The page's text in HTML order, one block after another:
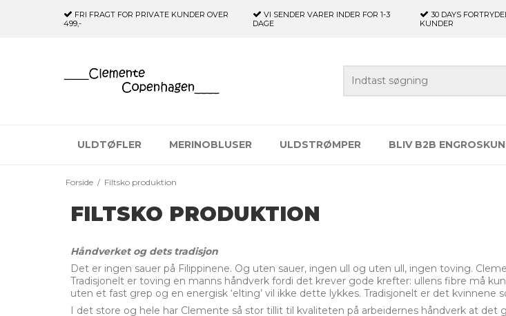
FRI FRAGT FOR PRIVATE KUNDER OVER
499,-
VI SENDER VARER INDER FOR 1-3
DAGE
30 DAYS
KUNDER
ULDTØFLER MERINOBLUSER ULDSTRØMPER BLIV B2B
Forside / Filtsko produktion
FILTSKO PRODUKTION
Håndverket og dets tradisjon
Det er ingen sauer på Filippinene. Og uten sauer, ingen ull og uten ull, ingen toving.
Tradisjonelt er toving en manns håndverk fordi det krever gode krefter: ullens fibre må
uten et fast grep og en energisk ‘elting’ vil ikke dette lykkes. Tradisjonelt er det kvinnene
I det store og hele har Clemente så stor tillit til kvaliteten på arbeidernes håndverk at